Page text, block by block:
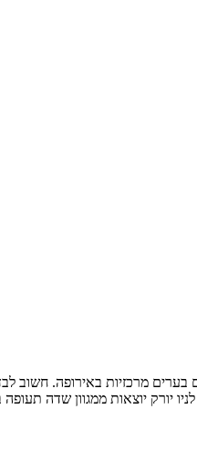
מרכזיות באירופה. חשוב
יורק יוצאות ממגוון שדה